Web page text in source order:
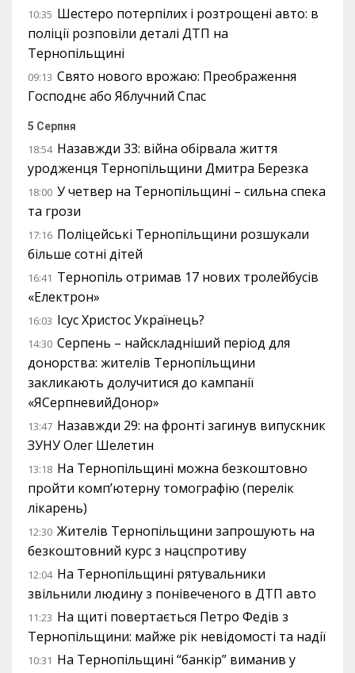
10:35 Шестеро потерпілих і розтрощені авто: в
поліції розповіли деталі ДТП на
Тернопільщині
09:13 Свято нового врожаю: Преображення
Господнє або Яблучний Спас
5 Серпня
18:54 Назавжди 33: війна обірвала життя
уродженця Тернопільщини Дмитра Березка
18:00 У четвер на Тернопільщині – сильна спека
та грози
17:16 Поліцейські Тернопільщини розшукали
більше сотні дітей
16:41 Тернопіль отримав 17 нових тролейбусів
«Електрон»
16:03 Ісус Христос Українець?
14:30 Серпень – найскладніший період для
донорства: жителів Тернопільщини
закликають долучитися до кампанії
«ЯСерпневийДонор»
13:47 Назавжди 29: на фронті загинув випускник
ЗУНУ Олег Шелетин
13:18 На Тернопільщині можна безкоштовно
пройти комп’ютерну томографію (перелік
лікарень)
12:30 Жителів Тернопільщини запрошують на
безкоштовний курс з нацспротиву
12:04 На Тернопільщині рятувальники
звільнили людину з понівеченого в ДТП авто
11:23 На щиті повертається Петро Федів з
Тернопільщини: майже рік невідомості та надії
10:31 На Тернопільщині “банкір” виманив у